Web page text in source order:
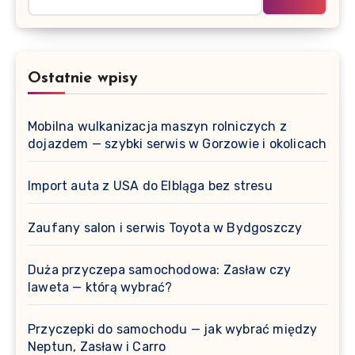
Ostatnie wpisy
Mobilna wulkanizacja maszyn rolniczych z
dojazdem — szybki serwis w Gorzowie i okolicach
Import auta z USA do Elbląga bez stresu
Zaufany salon i serwis Toyota w Bydgoszczy
Duża przyczepa samochodowa: Zasław czy
laweta — którą wybrać?
Przyczepki do samochodu — jak wybrać między
Neptun, Zasław i Carro